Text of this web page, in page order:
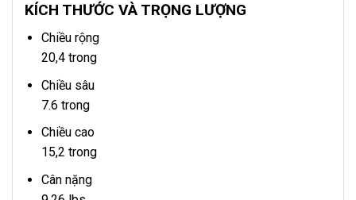
KÍCH THƯỚC VÀ TRỌNG LƯỢNG
Chiều rộng
20,4 trong
Chiều sâu
7.6 trong
Chiều cao
15,2 trong
Cân nặng